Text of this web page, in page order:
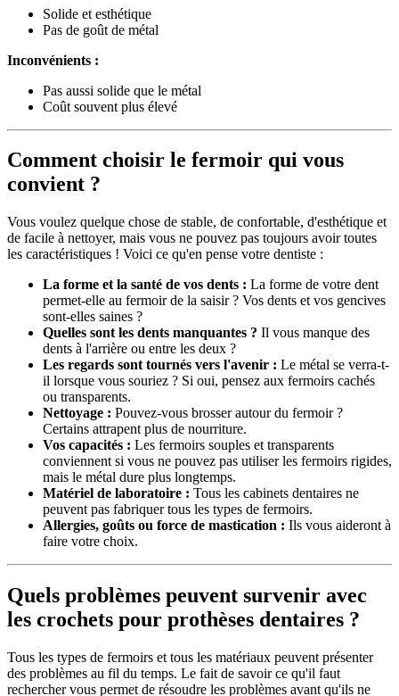
Solide et esthétique
Pas de goût de métal
Inconvénients :
Pas aussi solide que le métal
Coût souvent plus élevé
Comment choisir le fermoir qui vous
convient ?
Vous voulez quelque chose de stable, de confortable, d'esthétique et
de facile à nettoyer, mais vous ne pouvez pas toujours avoir toutes
les caractéristiques ! Voici ce qu'en pense votre dentiste :
La forme et la santé de vos dents : La forme de votre dent
permet-elle au fermoir de la saisir ? Vos dents et vos gencives
sont-elles saines ?
Quelles sont les dents manquantes ? Il vous manque des
dents à l'arrière ou entre les deux ?
Les regards sont tournés vers l'avenir : Le métal se verra-t-
il lorsque vous souriez ? Si oui, pensez aux fermoirs cachés
ou transparents.
Nettoyage : Pouvez-vous brosser autour du fermoir ?
Certains attrapent plus de nourriture.
Vos capacités : Les fermoirs souples et transparents
conviennent si vous ne pouvez pas utiliser les fermoirs rigides,
mais le métal dure plus longtemps.
Matériel de laboratoire : Tous les cabinets dentaires ne
peuvent pas fabriquer tous les types de fermoirs.
Allergies, goûts ou force de mastication : Ils vous aideront à
faire votre choix.
Quels problèmes peuvent survenir avec
les crochets pour prothèses dentaires ?
Tous les types de fermoirs et tous les matériaux peuvent présenter
des problèmes au fil du temps. Le fait de savoir ce qu'il faut
rechercher vous permet de résoudre les problèmes avant qu'ils ne